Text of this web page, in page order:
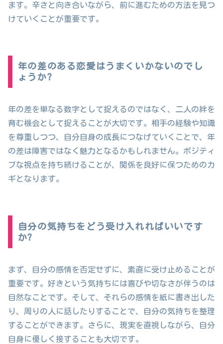
ます。辛さと向き合いながら、前に進むための方法を見つ
けていくことが重要です。
年の差のある恋愛はうまくいかないのでし
ょうか?
年の差を単なる数字として捉えるのではなく、二人の絆を
育む機会として捉えることが大切です。相手の経験や知識
を尊重しつつ、自分自身の成長につなげていくことで、年
の差は障害ではなく魅力となるかもしれません。ポジティ
ブな視点を持ち続けることが、関係を良好に保つためのカ
ギとなります。
自分の気持ちをどう受け入れればいいです
か?
まず、自分の感情を否定せずに、素直に受け止めることが
重要です。好きという気持ちには喜びや切なさが伴うのは
自然なことです。そして、それらの感情を紙に書き出した
り、周りの人に話したりすることで、自分の気持ちを整理
することができます。さらに、現実を直視しながら、自分
自身に優しく接することも大切です。